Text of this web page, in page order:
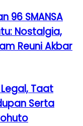
96 SMANSA
Nostalgia,
Reuni Akbar
Taat
Serta